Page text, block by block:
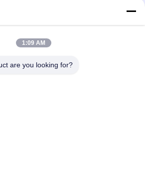
산업용 롤러
1:09 AM
are you looking for?